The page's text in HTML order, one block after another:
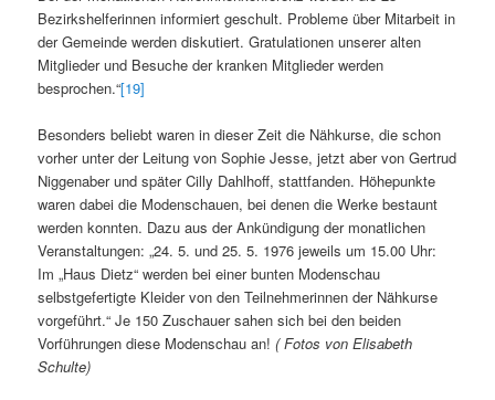
Bezirkshelferinnen informiert geschult. Probleme über Mitarbeit in
der Gemeinde werden diskutiert. Gratulationen unserer alten
Mitglieder und Besuche der kranken Mitglieder werden
besprochen.“[19]
Besonders beliebt waren in dieser Zeit die Nähkurse, die schon
vorher unter der Leitung von Sophie Jesse, jetzt aber von Gertrud
Niggenaber und später Cilly Dahlhoff, stattfanden. Höhepunkte
waren dabei die Modenschauen, bei denen die Werke bestaunt
werden konnten. Dazu aus der Ankündigung der monatlichen
Veranstaltungen: „24. 5. und 25. 5. 1976 jeweils um 15.00 Uhr:
Im „Haus Dietz“ werden bei einer bunten Modenschau
selbstgefertigte Kleider von den Teilnehmerinnen der Nähkurse
vorgeführt.“ Je 150 Zuschauer sahen sich bei den beiden
Vorführungen diese Modenschau an!( Fotos von Elisabeth
Schulte)